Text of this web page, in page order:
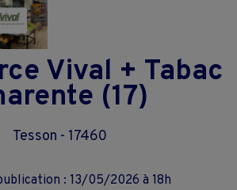
Vival + Tabac
(17)
Tesson - 17460
: 13/05/2026 à 18h